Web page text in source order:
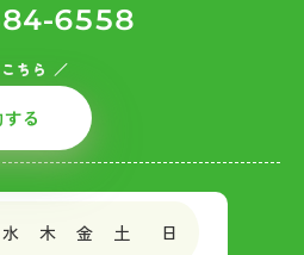
6558
ちら ／
る
水 木 金 土 日